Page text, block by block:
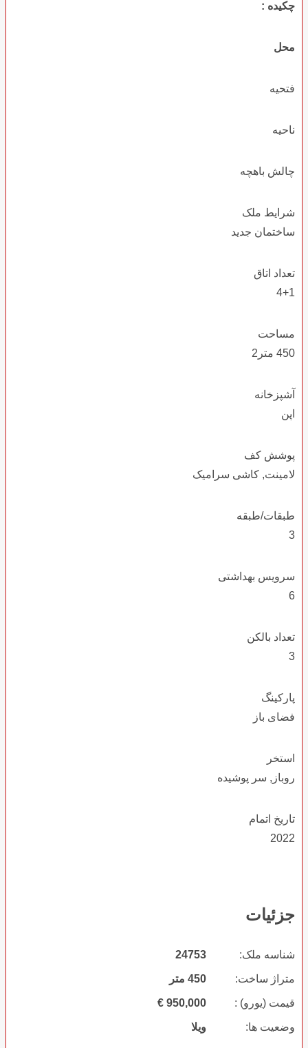
چکیده :
محل
فتحیه
ناحیه
چالش باهچه
شرایط ملک
ساختمان جدید
تعداد اتاق
4+1
مساحت
450 متر2
آشپزخانه
اپن
پوشش کف
لامینت, کاشی سرامیک
طبقات/طبقه
3
سرویس بهداشتی
6
تعداد بالکن
3
پارکینگ
فضای باز
استخر
روباز, سر پوشیده
تاریخ اتمام
2022
جزئیات
شناسه ملک: 24753
متراژ ساخت: 450 متر
قیمت (یورو) : 950,000
€
وضعیت ها: ویلا